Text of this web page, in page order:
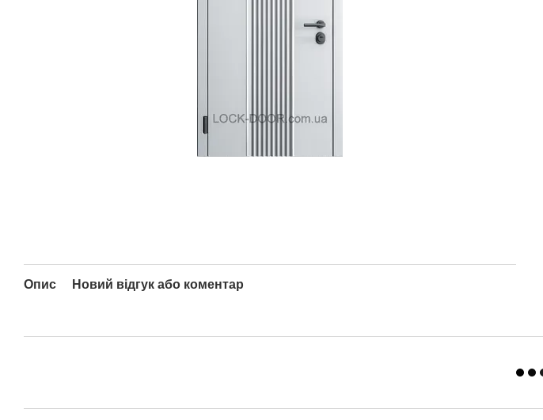
Опис Новий відгук або коментар